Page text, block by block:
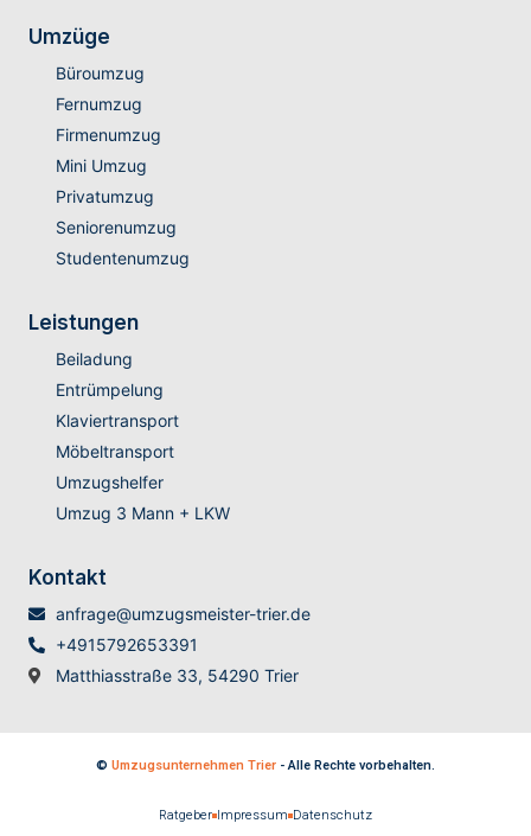
Umzüge
Büroumzug
Fernumzug
Firmenumzug
Mini Umzug
Privatumzug
Seniorenumzug
Studentenumzug
Leistungen
Beiladung
Entrümpelung
Klaviertransport
Möbeltransport
Umzugshelfer
Umzug 3 Mann + LKW
Kontakt
anfrage@umzugsmeister-trier.de
+4915792653391
Matthiasstraße 33, 54290 Trier
© Umzugsunternehmen Trier - Alle Rechte vorbehalten.
Ratgeber Impressum Datenschutz